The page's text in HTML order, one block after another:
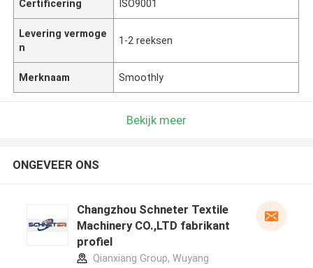
Certificering ISO9001
Levering vermoge
n
1-2 reeksen
Merknaam Smoothly
Bekijk meer
ONGEVEER ONS
Changzhou Schneter Textile
Machinery CO.,LTD fabrikant
profiel
Qianxiang Group, Wuyang